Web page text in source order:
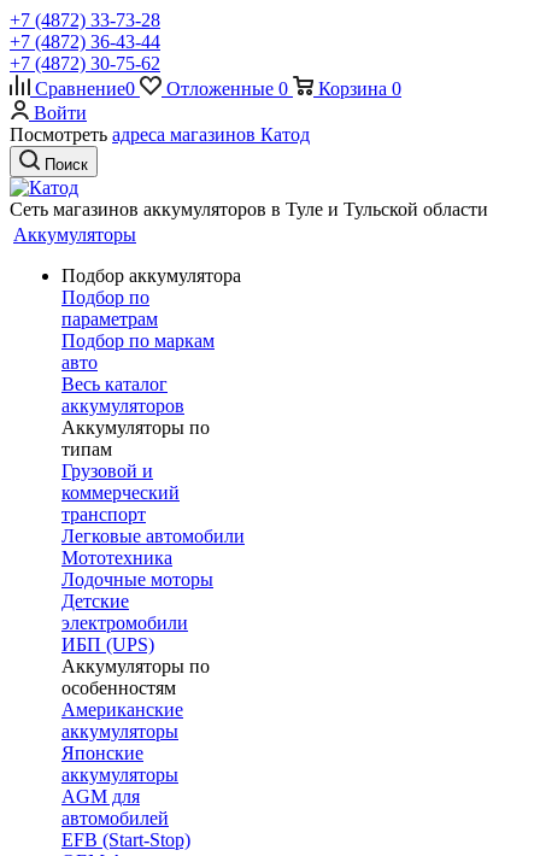
+7 (4872) 33-73-28
+7 (4872) 36-43-44
+7 (4872) 30-75-62
Сравнение0 Отложенные 0 Корзина 0
Войти
Посмотреть адреса магазинов Катод
Поиск
Сеть магазинов аккумуляторов в Туле и Тульской области
Аккумуляторы
Подбор аккумулятора
Подбор по
параметрам
Подбор по маркам
авто
Весь каталог
аккумуляторов
Аккумуляторы по
типам
Грузовой и
коммерческий
транспорт
Легковые автомобили
Мототехника
Лодочные моторы
Детские
электромобили
ИБП (UPS)
Аккумуляторы по
особенностям
Американские
аккумуляторы
Японские
аккумуляторы
AGM для
автомобилей
EFB (Start-Stop)